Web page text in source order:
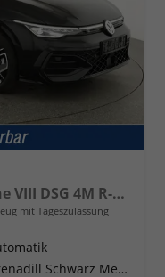
2.0 TSI 150 kW 4Motion R-Line VIII DSG 4M R-LINE, AHK, easyOpen, LED-Plus, 18-Zoll, 3 J.-Garantie
mit Tageszulassung
Grenadill Schwarz Metallic